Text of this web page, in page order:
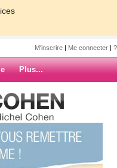
M'inscrire | Me connecter |
Plus...